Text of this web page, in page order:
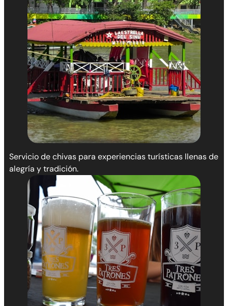
Servicio de chivas para experiencias turísticas llenas de
alegría y tradición.